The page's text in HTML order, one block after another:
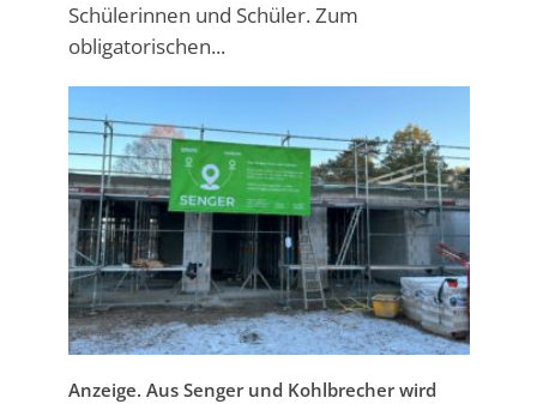
Schülerinnen und Schüler. Zum
obligatorischen...
Anzeige. Aus Senger und Kohlbrecher wird